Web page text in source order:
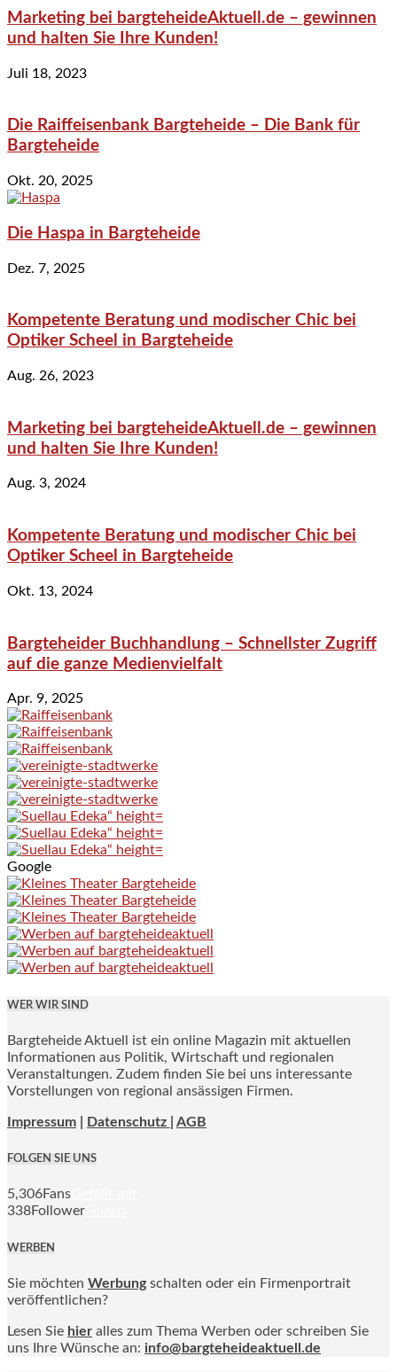
Marketing bei bargteheideAktuell.de – gewinnen
und halten Sie Ihre Kunden!
Juli 18, 2023
Die Raiffeisenbank Bargteheide – Die Bank für
Bargteheide
Okt. 20, 2025
Die Haspa in Bargteheide
Dez. 7, 2025
Kompetente Beratung und modischer Chic bei
Optiker Scheel in Bargteheide
Aug. 26, 2023
Marketing bei bargteheideAktuell.de – gewinnen
und halten Sie Ihre Kunden!
Aug. 3, 2024
Kompetente Beratung und modischer Chic bei
Optiker Scheel in Bargteheide
Okt. 13, 2024
Bargteheider Buchhandlung – Schnellster Zugriff
auf die ganze Medienvielfalt
Apr. 9, 2025
Google
WER WIR SIND
Bargteheide Aktuell ist ein online Magazin mit aktuellen
Informationen aus Politik, Wirtschaft und regionalen
Veranstaltungen. Zudem finden Sie bei uns interessante
Vorstellungen von regional ansässigen Firmen.
Impressum Datenschutz | AGB
FOLGEN SIE UNS
5,306Fans
338Follower
WERBEN
Sie möchten Werbung schalten oder ein Firmenportrait
veröffentlichen?
Lesen Sie hier alles zum Thema Werben oder schreiben Sie
uns Ihre Wünsche an: info@bargteheideaktuell.de